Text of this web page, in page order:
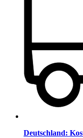
Deutschland: